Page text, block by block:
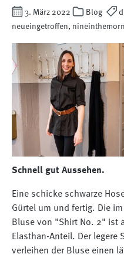
3. März 2022 Blog
neueingetroffen,
Schnell gut Aussehen.
Eine schicke schwarze
Gürtel um und fertig. Die
Bluse von "Shirt No. 2" ist
Elasthan-Anteil. Der
verleihen der Bluse einen